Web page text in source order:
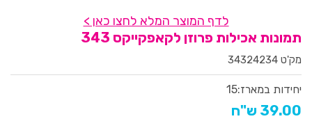
לדף המוצר המלא לחצו כאן >
תמונות אכילות פרוזן לקאפקייקס 343
מק'ט 34324234
יחידות במארז:15
39.00 ש"ח